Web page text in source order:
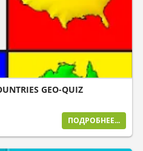
GEO-QUIZ
ПОДРОБНЕЕ...